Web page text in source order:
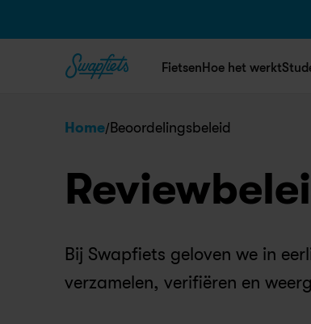
Fietsen Hoe het werkt
Home/ Beoordelingsbeleid
Bij Swapfiets geloven we in
verzamelen, verifiëren en